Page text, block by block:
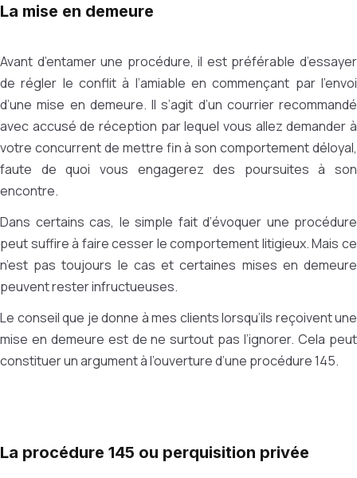
La mise en demeure
Avant d’entamer une procédure, il est préférable d’essayer
de régler le conflit à l’amiable en commençant par l’envoi
d’une mise en demeure. Il s’agit d’un courrier recommandé
avec accusé de réception par lequel vous allez demander à
votre concurrent de mettre fin à son comportement déloyal,
faute de quoi vous engagerez des poursuites à son
encontre.
Dans certains cas, le simple fait d’évoquer une procédure
peut suffire à faire cesser le comportement litigieux. Mais ce
n’est pas toujours le cas et certaines mises en demeure
peuvent rester infructueuses.
Le conseil que je donne à mes clients lorsqu’ils reçoivent une
mise en demeure est de ne surtout pas l’ignorer. Cela peut
constituer un argument à l’ouverture d’une procédure 145.
La procédure 145 ou perquisition privée